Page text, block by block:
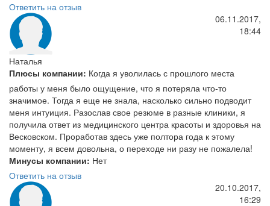
Ответить на отзыв
Наталья
06.11.2017,
18:44
Плюсы компании: Когда я уволилась с прошлого места
работы у меня было ощущение, что я потеряла что-то
значимое. Тогда я еще не знала, насколько сильно подводит
меня интуиция. Разослав свое резюме в разные клиники, я
получила ответ из медицинского центра красоты и здоровья на
Весковском. Проработав здесь уже полтора года к этому
моменту, я всем довольна, о переходе ни разу не пожалела!
Минусы компании: Нет
Ответить на отзыв
20.10.2017,
16:29